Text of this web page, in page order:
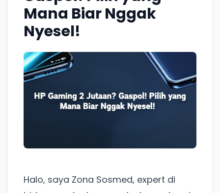
Mana Biar Nggak
Nyesel!
Halo, saya Zona Sosmed, expert di